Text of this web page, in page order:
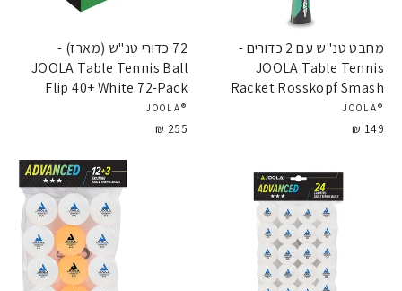
מחבט טנ"ש עם 2 כדורים -
JOOLA Table Tennis
Racket Rosskopf Smash
®JOOLA
149 ₪
72 כדורי טנ"ש (מארז) -
JOOLA Table Tennis Ball
Flip 40+ White 72-Pack
®JOOLA
255 ₪